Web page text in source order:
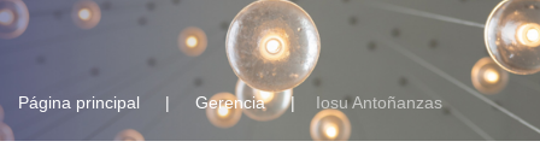
Página principal Gerencia Iosu Antoñanzas